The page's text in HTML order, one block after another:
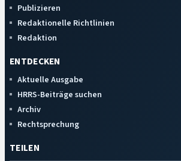
Publizieren
Redaktionelle Richtlinien
Redaktion
ENTDECKEN
Aktuelle Ausgabe
HRRS-Beiträge suchen
Archiv
Rechtsprechung
TEILEN